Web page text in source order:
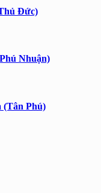
Đức)
Nhuận)
(Tân Phú)